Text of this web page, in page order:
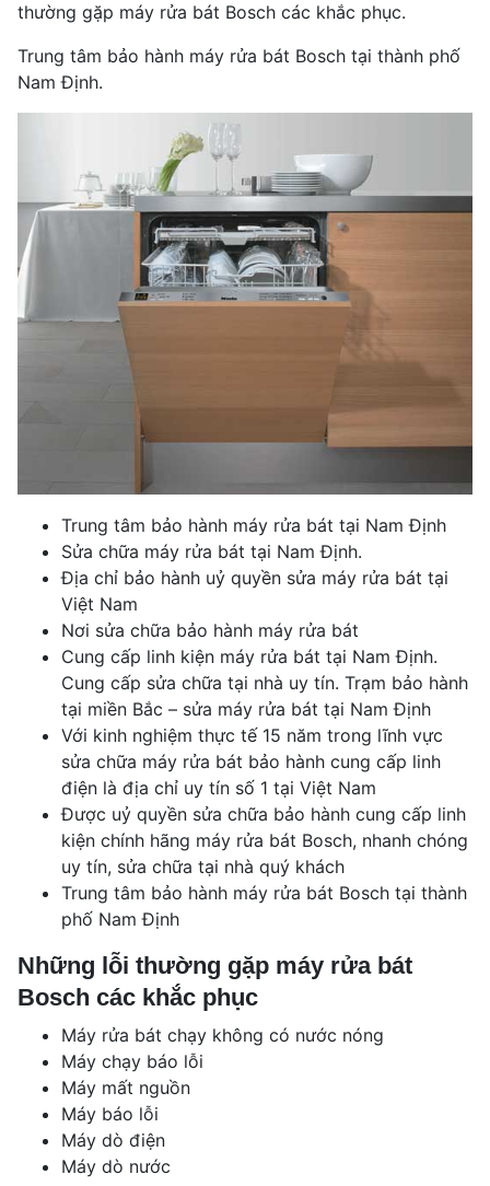
thường gặp máy rửa bát Bosch các khắc phục.
Trung tâm bảo hành máy rửa bát Bosch tại thành phố
Nam Định.
Trung tâm bảo hành máy rửa bát tại Nam Định
Sửa chữa máy rửa bát tại Nam Định.
Địa chỉ bảo hành uỷ quyền sửa máy rửa bát tại
Việt Nam
Nơi sửa chữa bảo hành máy rửa bát
Cung cấp linh kiện máy rửa bát tại Nam Định.
Cung cấp sửa chữa tại nhà uy tín. Trạm bảo hành
tại miền Bắc – sửa máy rửa bát tại Nam Định
Với kinh nghiệm thực tế 15 năm trong lĩnh vực
sửa chữa máy rửa bát bảo hành cung cấp linh
điện là địa chỉ uy tín số 1 tại Việt Nam
Được uỷ quyền sửa chữa bảo hành cung cấp linh
kiện chính hãng máy rửa bát Bosch, nhanh chóng
uy tín, sửa chữa tại nhà quý khách
Trung tâm bảo hành máy rửa bát Bosch tại thành
phố Nam Định
Những lỗi thường gặp máy rửa bát
Bosch các khắc phục
Máy rửa bát chạy không có nước nóng
Máy chạy báo lỗi
Máy mất nguồn
Máy báo lỗi
Máy dò điện
Máy dò nước​